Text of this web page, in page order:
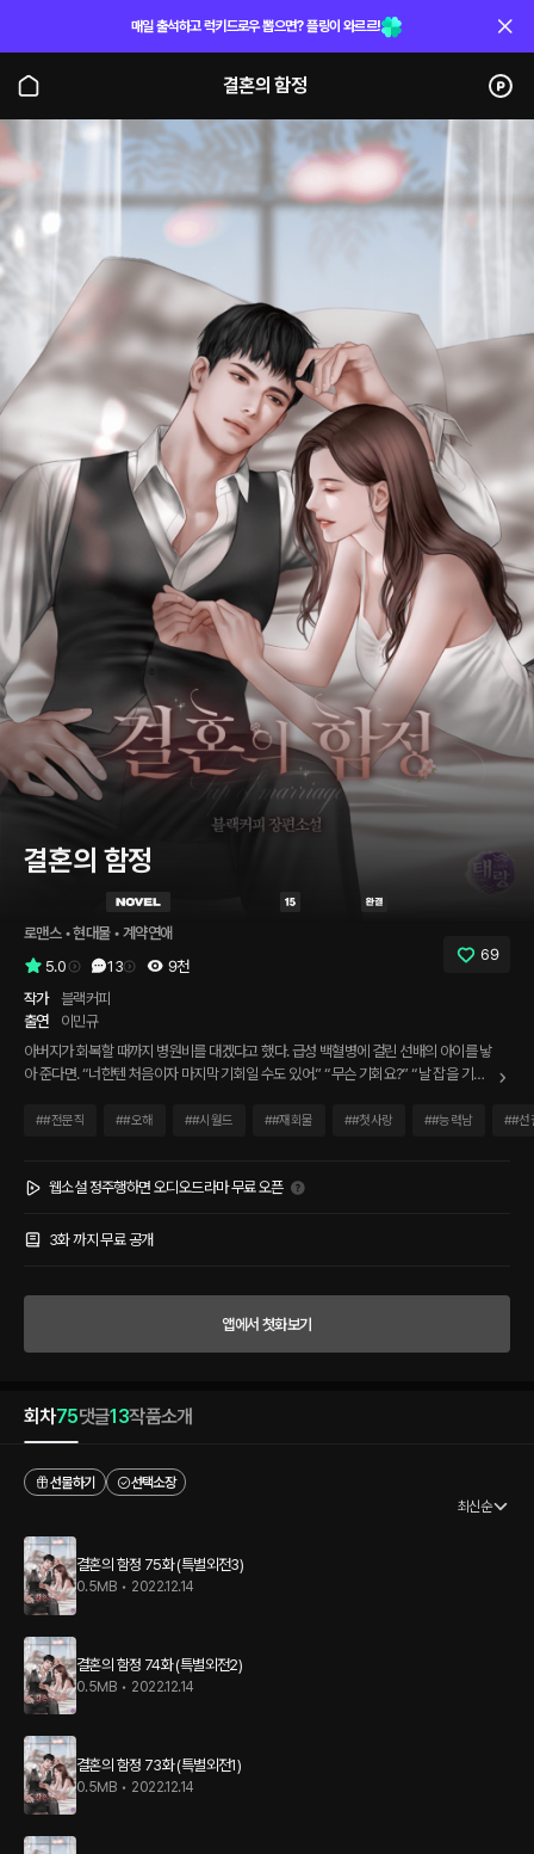
매일 출석하고 럭키드로우 뽑으면? 플링이 와르르!
결혼의 함정
결혼의 함정
로맨스 • 현대물 • 계약연애
5.0
13 9천
69
작가
블랙커피
출연
이민규
아버지가 회복할 때까지 병원비를 대겠다고 했다. 급성 백혈병에 걸린 선배의 아이를 낳
아 준다면. “너한텐 처음이자 마지막 기회일 수도 있어.” “무슨 기회요?” “날 잡을 기회.”
해야겠어. 이 결혼.” 욕심에 의해 거부할 수 없는 제안을 건넨 정훈과 필요에 의해 받아들
##전문직 ##오해 ##시월드 ##재회물 ##첫사랑 ##능력남 ##선
웹소설 정주행하면 오디오드라마 무료 오픈
3화 까지 무료 공개
앱에서 첫화보기
회차75댓글13작품소개
선물하기
선택소장
최신순
결혼의 함정 75화 (특별외전3)
0.5MB • 2022.12.14
결혼의 함정 74화 (특별외전2)
0.5MB • 2022.12.14
결혼의 함정 73화 (특별외전1)
0.5MB • 2022.12.14